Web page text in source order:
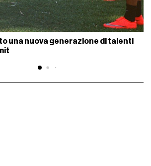
una nuova generazione di talenti